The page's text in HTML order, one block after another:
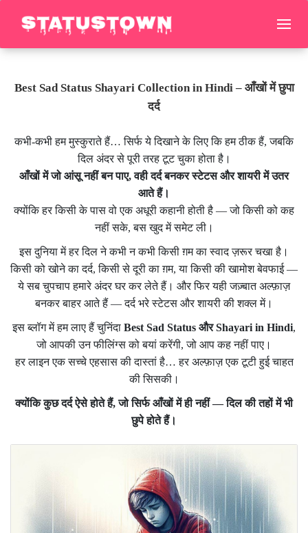
Best Sad Status Shayari Collection in Hindi – आँखों में छुपा
दर्द
कभी-कभी हम मुस्कुराते हैं… सिर्फ ये दिखाने के लिए कि हम ठीक हैं, जबकि
दिल अंदर से पूरी तरह टूट चुका होता है।
आँखों में जो आंसू नहीं बन पाए, वही दर्द बनकर स्टेटस और शायरी में उतर
आते हैं।
क्योंकि हर किसी के पास वो एक अधूरी कहानी होती है — जो किसी को कह
नहीं सके, बस खुद में समेट ली।
इस दुनिया में हर दिल ने कभी न कभी किसी ग़म का स्वाद ज़रूर चखा है।
किसी को खोने का दर्द, किसी से दूरी का ग़म, या किसी की खामोश बेवफाई —
ये सब चुपचाप हमारे अंदर घर कर लेते हैं। और फिर यही जज़्बात अल्फ़ाज़
बनकर बाहर आते हैं — दर्द भरे स्टेटस और शायरी की शक्ल में।
इस ब्लॉग में हम लाए हैं चुनिंदा Best Sad Status और Shayari in Hindi,
जो आपकी उन फीलिंग्स को बयां करेंगी, जो आप कह नहीं पाए।
हर लाइन एक सच्चे एहसास की दास्तां है… हर अल्फ़ाज़ एक टूटी हुई चाहत
की सिसकी।
क्योंकि कुछ दर्द ऐसे होते हैं, जो सिर्फ आँखों में ही नहीं — दिल की तहों में भी
छुपे होते हैं।